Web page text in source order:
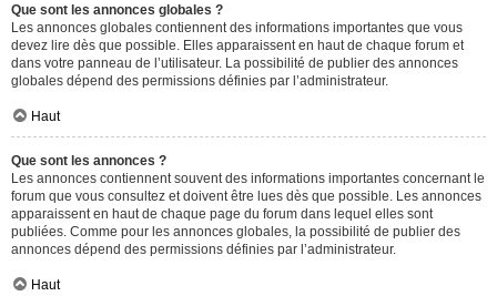
Que sont les annonces globales ?
Les annonces globales contiennent des informations importantes que vous
devez lire dès que possible. Elles apparaissent en haut de chaque forum et
dans votre panneau de l’utilisateur. La possibilité de publier des annonces
globales dépend des permissions définies par l’administrateur.
Haut
Que sont les annonces ?
Les annonces contiennent souvent des informations importantes concernant le
forum que vous consultez et doivent être lues dès que possible. Les annonces
apparaissent en haut de chaque page du forum dans lequel elles sont
publiées. Comme pour les annonces globales, la possibilité de publier des
annonces dépend des permissions définies par l’administrateur.
Haut